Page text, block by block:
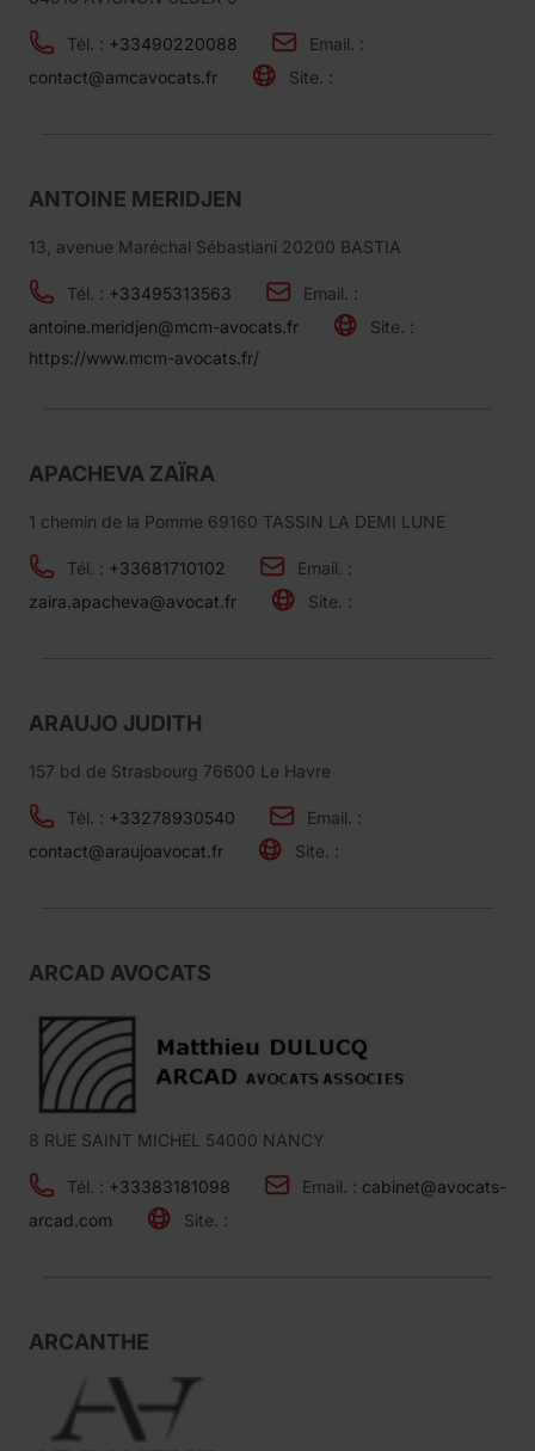
Tél. : +33490220088
Email. :
contact@amcavocats.fr
Site. :
ANTOINE MERIDJEN
13, avenue Maréchal Sébastiani 20200 BASTIA
Tél. : +33495313563
Email. :
antoine.meridjen@mcm-avocats.fr
Site. :
https://www.mcm-avocats.fr/
APACHEVA ZAÏRA
1 chemin de la Pomme 69160 TASSIN LA DEMI LUNE
Tél. : +33681710102
Email. :
zaira.apacheva@avocat.fr
Site. :
ARAUJO JUDITH
157 bd de Strasbourg 76600 Le Havre
Tél. : +33278930540
Email. :
contact@araujoavocat.fr
Site. :
ARCAD AVOCATS
8 RUE SAINT MICHEL 54000 NANCY
Tél. : +33383181098 Email. : cabinet@avocats-
arcad.com
Site. :
ARCANTHE